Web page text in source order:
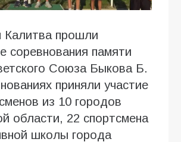
Калитва прошли
соревнования памяти
Союза Быкова Б.
приняли участие
из 10 городов
области, 22 спортсмена
школы города